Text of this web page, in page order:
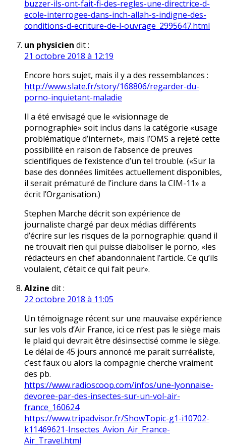
buzzer-ils-ont-fait-fi-des-regles-une-directrice-d-
ecole-interrogee-dans-inch-allah-s-indigne-des-
conditions-d-ecriture-de-l-ouvrage_2995647.html
un physicien dit :
21 octobre 2018 à 12:19
Encore hors sujet, mais il y a des ressemblances :
http://www.slate.fr/story/168806/regarder-du-
porno-inquietant-maladie
Il a été envisagé que le «visionnage de
pornographie» soit inclus dans la catégorie «usage
problématique d’internet», mais l’OMS a rejeté cette
possibilité en raison de l’absence de preuves
scientifiques de l’existence d’un tel trouble. («Sur la
base des données limitées actuellement disponibles,
il serait prématuré de l’inclure dans la CIM-11» a
écrit l’Organisation.)
Stephen Marche décrit son expérience de
journaliste chargé par deux médias différents
d’écrire sur les risques de la pornographie: quand il
ne trouvait rien qui puisse diaboliser le porno, «les
rédacteurs en chef abandonnaient l’article. Ce qu’ils
voulaient, c’était ce qui fait peur».
Alzine dit :
22 octobre 2018 à 11:05
Un témoignage récent sur une mauvaise expérience
sur les vols d’Air France, ici ce n’est pas le siège mais
le plaid qui devrait être désinsectisé comme le siège.
Le délai de 45 jours annoncé me parait surréaliste,
c’est faux ou alors la compagnie cherche vraiment
des pb.
https://www.radioscoop.com/infos/une-lyonnaise-
devoree-par-des-insectes-sur-un-vol-air-
france_160624
https://www.tripadvisor.fr/ShowTopic-g1-i10702-
k11469621-Insectes_Avion_Air_France-
Air_Travel.html